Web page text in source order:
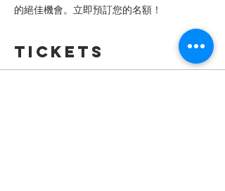
的絕佳機會。立即預訂您的名額！
Tickets